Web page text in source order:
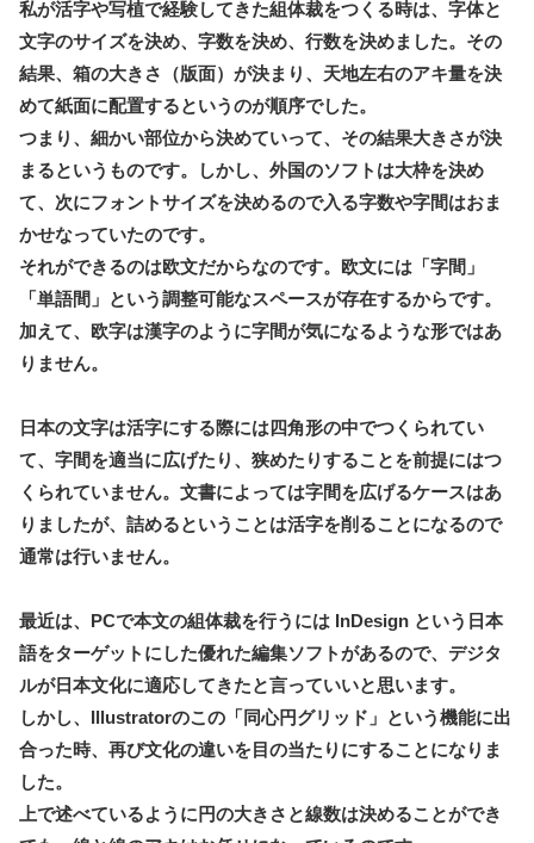
私が活字や写植で経験してきた組体裁をつくる時は、字体と
文字のサイズを決め、字数を決め、行数を決めました。その
結果、箱の大きさ（版面）が決まり、天地左右のアキ量を決
めて紙面に配置するというのが順序でした。
つまり、細かい部位から決めていって、その結果大きさが決
まるというものです。しかし、外国のソフトは大枠を決め
て、次にフォントサイズを決めるので入る字数や字間はおま
かせなっていたのです。
それができるのは欧文だからなのです。欧文には「字間」
「単語間」という調整可能なスペースが存在するからです。
加えて、欧字は漢字のように字間が気になるような形ではあ
りません。
日本の文字は活字にする際には四角形の中でつくられてい
て、字間を適当に広げたり、狭めたりすることを前提にはつ
くられていません。文書によっては字間を広げるケースはあ
りましたが、詰めるということは活字を削ることになるので
通常は行いません。
最近は、PCで本文の組体裁を行うには InDesign という日本
語をターゲットにした優れた編集ソフトがあるので、デジタ
ルが日本文化に適応してきたと言っていいと思います。
しかし、Illustratorのこの「同心円グリッド」という機能に出
合った時、再び文化の違いを目の当たりにすることになりま
した。
上で述べているように円の大きさと線数は決めることができ